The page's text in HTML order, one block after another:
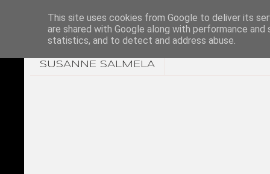
SUSANNE SALMELA
This site uses cookies from Google to deliver its
are shared with Google along with performance
statistics, and to detect and address abuse.